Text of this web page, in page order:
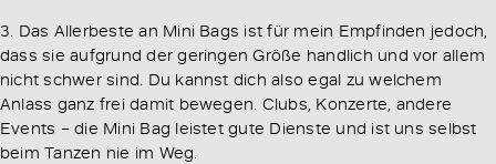
3. Das Allerbeste an Mini Bags ist für mein Empfinden jedoch,
dass sie aufgrund der geringen Größe handlich und vor allem
nicht schwer sind. Du kannst dich also egal zu welchem
Anlass ganz frei damit bewegen. Clubs, Konzerte, andere
Events – die Mini Bag leistet gute Dienste und ist uns selbst
beim Tanzen nie im Weg.